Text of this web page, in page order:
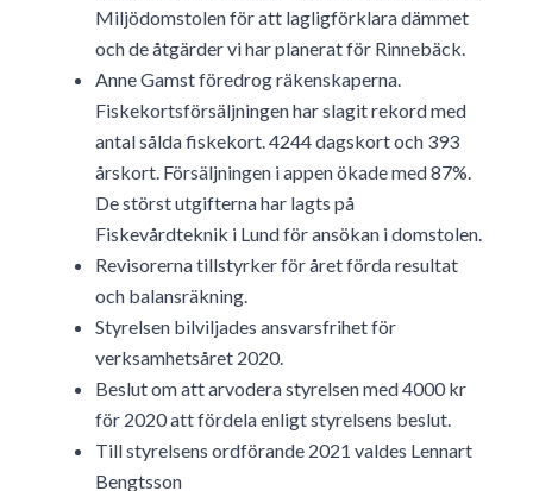
Miljödomstolen för att lagligförklara dämmet
och de åtgärder vi har planerat för Rinnebäck.
Anne Gamst föredrog räkenskaperna.
Fiskekortsförsäljningen har slagit rekord med
antal sålda fiskekort. 4244 dagskort och 393
årskort. Försäljningen i appen ökade med 87%.
De störst utgifterna har lagts på
Fiskevårdteknik i Lund för ansökan i domstolen.
Revisorerna tillstyrker för året förda resultat
och balansräkning.
Styrelsen bilviljades ansvarsfrihet för
verksamhetsåret 2020.
Beslut om att arvodera styrelsen med 4000 kr
för 2020 att fördela enligt styrelsens beslut.
Till styrelsens ordförande 2021 valdes Lennart
Bengtsson